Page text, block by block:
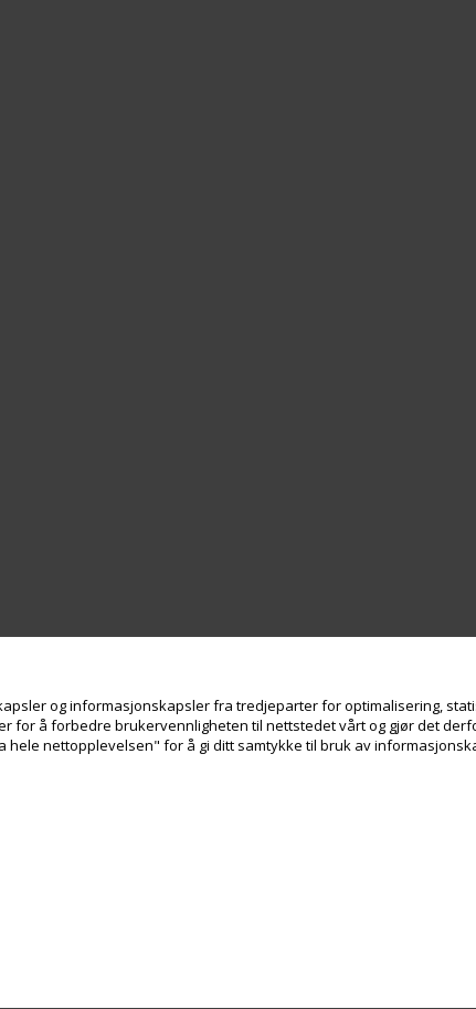
og informasjonskapsler fra tredjeparter for optimalisering,
for å forbedre brukervennligheten til nettstedet vårt og gjør det
hele nettopplevelsen" for å gi ditt samtykke til bruk av